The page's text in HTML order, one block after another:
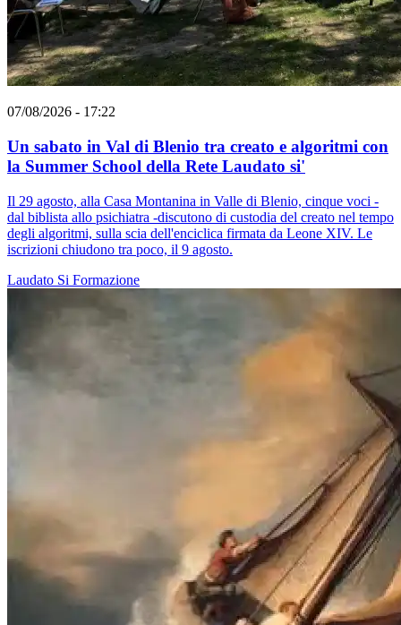
07/08/2026 - 17:22
Un sabato in Val di Blenio tra creato e algoritmi con
la Summer School della Rete Laudato si'
Il 29 agosto, alla Casa Montanina in Valle di Blenio, cinque voci -
dal biblista allo psichiatra -discutono di custodia del creato nel tempo
degli algoritmi, sulla scia dell'enciclica firmata da Leone XIV. Le
iscrizioni chiudono tra poco, il 9 agosto.
Laudato Si Formazione